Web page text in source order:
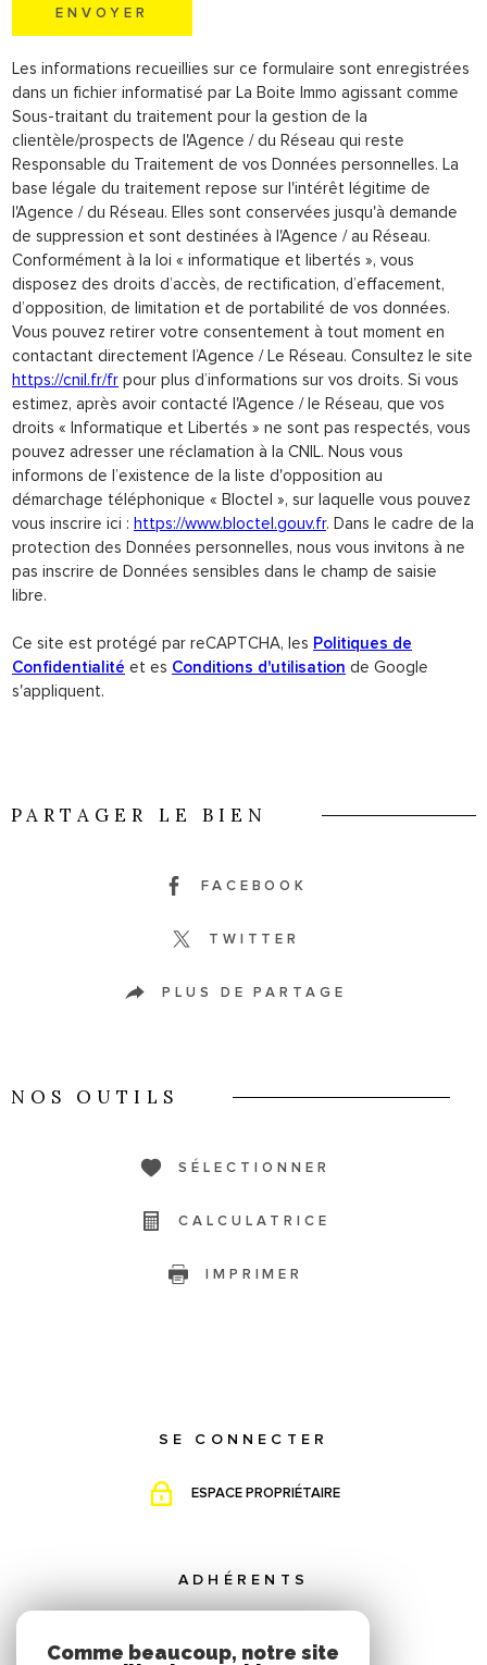
ENVOYER
Les informations recueillies sur ce formulaire sont enregistrées
dans un fichier informatisé par La Boite Immo agissant comme
Sous-traitant du traitement pour la gestion de la
clientèle/prospects de l'Agence / du Réseau qui reste
Responsable du Traitement de vos Données personnelles. La
base légale du traitement repose sur l'intérêt légitime de
l'Agence / du Réseau. Elles sont conservées jusqu'à demande
de suppression et sont destinées à l'Agence / au Réseau.
Conformément à la loi « informatique et libertés », vous
disposez des droits d’accès, de rectification, d’effacement,
d’opposition, de limitation et de portabilité de vos données.
Vous pouvez retirer votre consentement à tout moment en
contactant directement l’Agence / Le Réseau. Consultez le site
https://cnil.fr/fr pour plus d’informations sur vos droits. Si vous
estimez, après avoir contacté l'Agence / le Réseau, que vos
droits « Informatique et Libertés » ne sont pas respectés, vous
pouvez adresser une réclamation à la CNIL. Nous vous
informons de l’existence de la liste d'opposition au
démarchage téléphonique « Bloctel », sur laquelle vous pouvez
vous inscrire ici : https://www.bloctel.gouv.fr. Dans le cadre de la
protection des Données personnelles, nous vous invitons à ne
pas inscrire de Données sensibles dans le champ de saisie
libre.
Ce site est protégé par reCAPTCHA, les Politiques de
Confidentialité et es Conditions d'utilisation de Google
s'appliquent.
PARTAGER LE BIEN
FACEBOOK
TWITTER
PLUS DE PARTAGE
NOS OUTILS
SÉLECTIONNER
CALCULATRICE
IMPRIMER
SE CONNECTER
ESPACE PROPRIÉTAIRE
ADHÉRENTS
Comme beaucoup, notre site